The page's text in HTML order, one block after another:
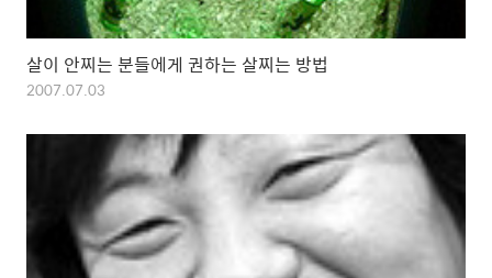
살이 안찌는 분들에게 권하는 살찌는 방법
2007.07.03